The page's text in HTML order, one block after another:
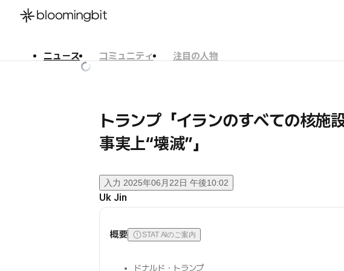
ニュース コミュニティ
注目の人物
トランプ「イランのすべての核施
事実上“壊滅”」
入力 2025年06月22日 午後10:02
Uk Jin
概要 STAT AIのご案内
ドナルド・トランプ